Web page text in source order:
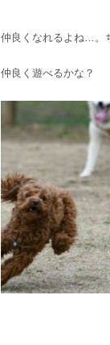
仲良くなれるよね…。
仲良く遊べるかな？